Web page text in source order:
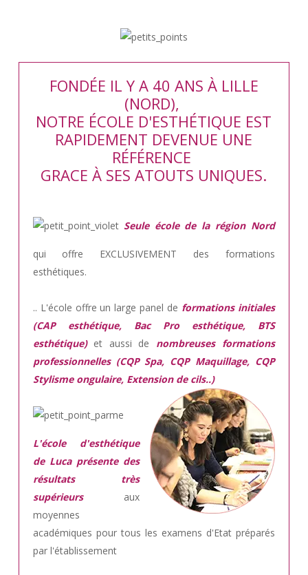
FONDÉE IL Y A 40 ANS À LILLE
(NORD),
NOTRE ÉCOLE D'ESTHÉTIQUE EST
RAPIDEMENT DEVENUE UNE
RÉFÉRENCE
GRACE À SES ATOUTS UNIQUES.
Seule école de la région Nord
qui offre EXCLUSIVEMENT des formations
esthétiques.
.. L'école offre un large panel de formations initiales
(CAP esthétique, Bac Pro esthétique, BTS
esthétique) et aussi de nombreuses formations
professionnelles (CQP Spa, CQP Maquillage, CQP
Stylisme ongulaire, Extension de cils..)
L'école d'esthétique
de Luca présente des
résultats très
supérieurs aux
moyennes
académiques pour tous les examens d'Etat préparés
par l'établissement